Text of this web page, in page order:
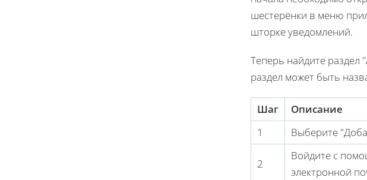
шестерёнки в меню
шторке уведомлений.
Теперь найдите раздел
раздел может быть
Шаг
Описание
1
Выберите
2
Войдите с
электронной